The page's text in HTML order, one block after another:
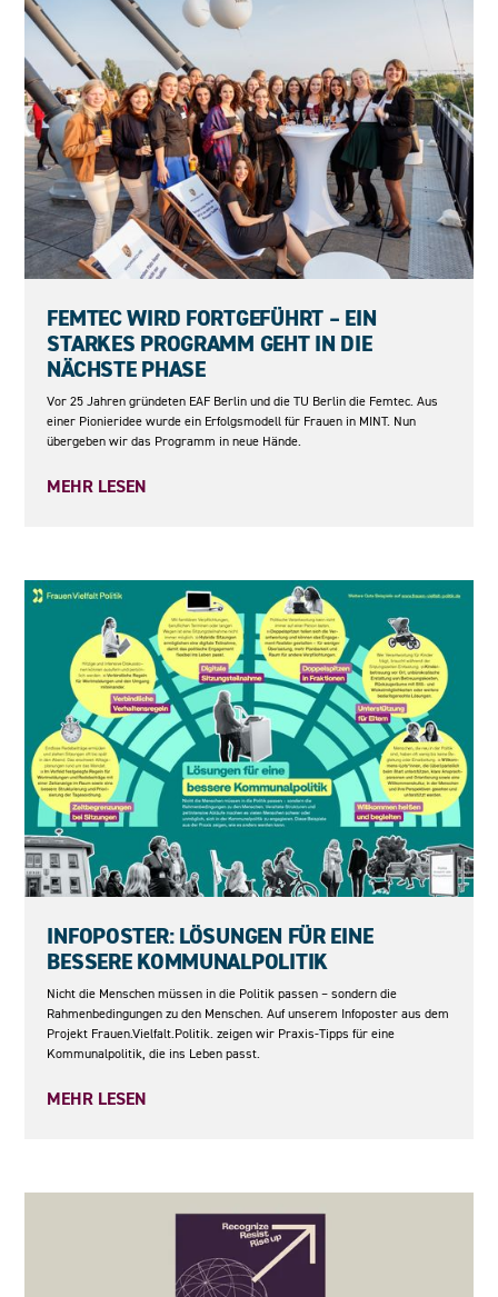
FEMTEC WIRD FORTGEFÜHRT – EIN
STARKES PROGRAMM GEHT IN DIE
NÄCHSTE PHASE
Vor 25 Jahren gründeten EAF Berlin und die TU Berlin die Femtec. Aus
einer Pionieridee wurde ein Erfolgsmodell für Frauen in MINT. Nun
übergeben wir das Programm in neue Hände.
MEHR LESEN
INFOPOSTER: LÖSUNGEN FÜR EINE
BESSERE KOMMUNALPOLITIK
Nicht die Menschen müssen in die Politik passen – sondern die
Rahmenbedingungen zu den Menschen. Auf unserem Infoposter aus dem
Projekt Frauen.Vielfalt.Politik. zeigen wir Praxis-Tipps für eine
Kommunalpolitik, die ins Leben passt.
MEHR LESEN